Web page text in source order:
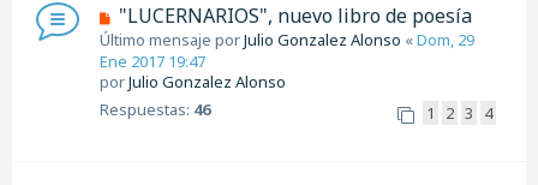
"LUCERNARIOS", nuevo libro de poesía
Último mensaje porJulio Gonzalez Alonso «Dom, 29
Ene 2017 19:47
porJulio Gonzalez Alonso
Respuestas: 46 1 2 3 4